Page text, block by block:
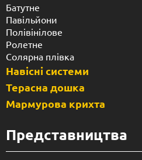
Батутне
Павільйони
Полівінілове
Ролетне
Солярна плівка
Навісні системи
Терасна дошка
Мармурова крихта
Представництва